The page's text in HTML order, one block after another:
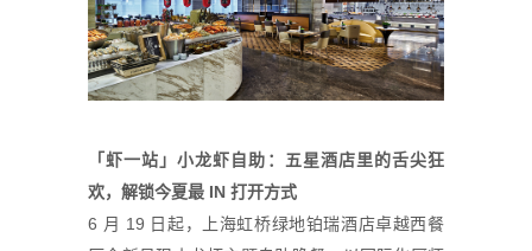
「虾一站」小龙虾自助：五星酒店里的舌尖狂
欢，解锁今夏最 IN 打开方式
6 月 19 日起，上海虹桥绿地铂瑞酒店卓越西餐